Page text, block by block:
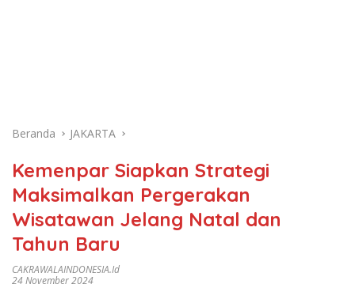
Beranda JAKARTA
Kemenpar Siapkan Strategi
Maksimalkan Pergerakan
Wisatawan Jelang Natal dan
Tahun Baru
CAKRAWALAINDONESIA.id
24 November 2024